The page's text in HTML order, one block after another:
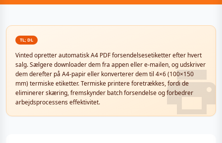
TL; DL
Vinted opretter automatisk A4 PDF forsendelsesetiketter efter hvert
salg. Sælgere downloader dem fra appen eller e-mailen, og udskriver
dem derefter på A4-papir eller konverterer dem til 4×6 (100×150
mm) termiske etiketter. Termiske printere foretrækkes, fordi de
eliminerer skæring, fremskynder batch forsendelse og forbedrer
arbejdsprocessens effektivitet.